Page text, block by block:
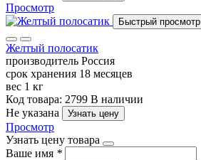
Просмотр
Быстрый просмотр
Желтый полосатик
производитель Россия
срок хранения 18 месяцев
вес 1 кг
Код товара: 2799 В наличии
Не указана
Узнать цену
Просмотр
Узнать цену товара
Ваше имя *